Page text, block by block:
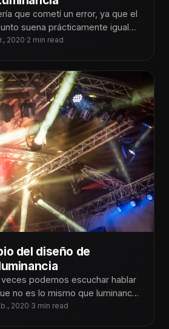
que cometí un error, ya que el
suena prácticamente igual
2020·2 min read
del diseño de
podemos escuchar hablar
no es lo mismo que luminancia
2020·3 min read